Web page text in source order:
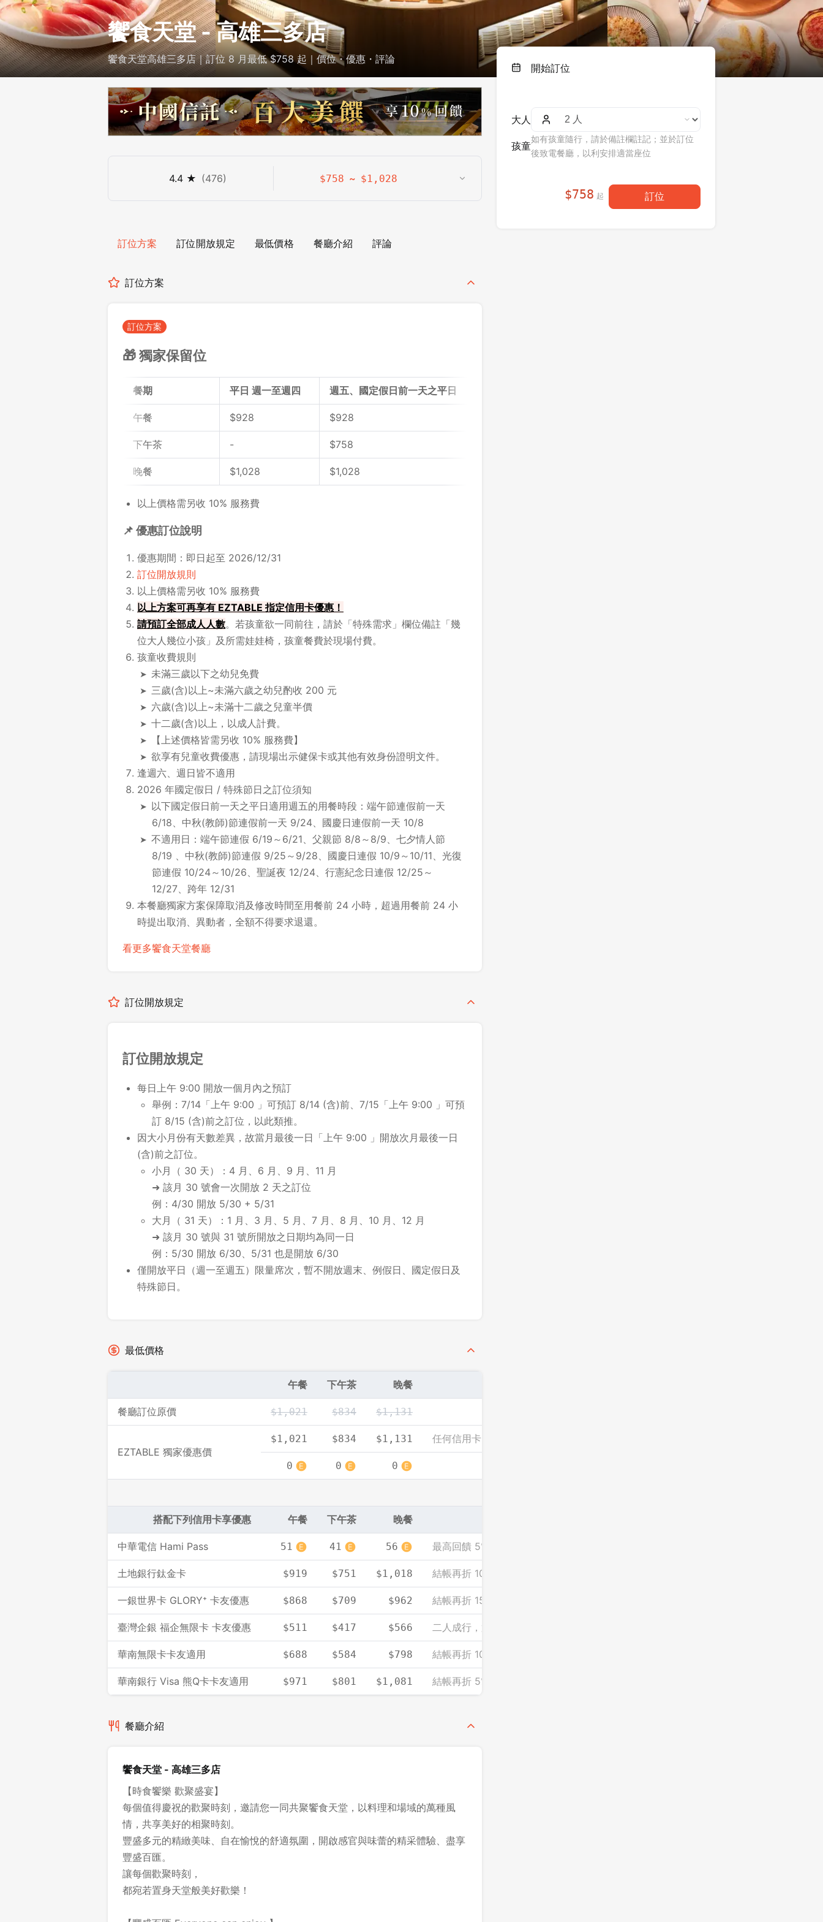
饗食天堂 - 高雄三多店
饗食天堂高雄三多店｜訂位 8 月最低 $758 起｜價位・優惠・評論
4.4 ★ (476) $758 ~ $1,028
訂位方案 訂位開放規定 最低價格 餐廳介紹 評論
訂位方案
訂位方案
🎁 獨家保留位
餐期 平日 週一至週四 週五、國定假日前一天之平日
午餐 $928 $928
下午茶 - $758
晚餐 $1,028 $1,028
以上價格需另收 10% 服務費
📌 優惠訂位說明
優惠期間：即日起至 2026/12/31
訂位開放規則
以上價格需另收 10% 服務費
以上方案可再享有 EZTABLE 指定信用卡優惠！
請預訂全部成人人數。若孩童欲一同前往，請於「特殊需求」欄位備註「幾
位大人幾位小孩」及所需娃娃椅，孩童餐費於現場付費。
孩童收費規則
未滿三歲以下之幼兒免費
三歲(含)以上~未滿六歲之幼兒酌收 200 元
六歲(含)以上~未滿十二歲之兒童半價
十二歲(含)以上，以成人計費。
【上述價格皆需另收 10% 服務費】
欲享有兒童收費優惠，請現場出示健保卡或其他有效身份證明文件。
逢週六、週日皆不適用
2026 年國定假日 / 特殊節日之訂位須知
以下國定假日前一天之平日適用週五的用餐時段：端午節連假前一天
6/18、中秋(教師)節連假前一天 9/24、國慶日連假前一天 10/8
不適用日：端午節連假 6/19～6/21、父親節 8/8～8/9、七夕情人節
8/19 、中秋(教師)節連假 9/25～9/28、國慶日連假 10/9～10/11、光復
節連假 10/24～10/26、聖誕夜 12/24、行憲紀念日連假 12/25～
12/27、跨年 12/31
本餐廳獨家方案保障取消及修改時間至用餐前 24 小時，超過用餐前 24 小
時提出取消、異動者，全額不得要求退還。
看更多饗食天堂餐廳
訂位開放規定
訂位開放規定
每日上午 9:00 開放一個月內之預訂
舉例：7/14「上午 9:00 」可預訂 8/14 (含)前、7/15「上午 9:00 」可預
訂 8/15 (含)前之訂位，以此類推。
因大小月份有天數差異，故當月最後一日「上午 9:00 」開放次月最後一日
(含)前之訂位。
小月（ 30 天）：4 月、6 月、9 月、11 月
➜ 該月 30 號會一次開放 2 天之訂位
例：4/30 開放 5/30 + 5/31
大月（ 31 天）：1 月、3 月、5 月、7 月、8 月、10 月、12 月
➜ 該月 30 號與 31 號所開放之日期均為同一日
例：5/30 開放 6/30、5/31 也是開放 6/30
僅開放平日（週一至週五）限量席次，暫不開放週末、例假日、國定假日及
特殊節日。
最低價格
午餐 下午茶 晚餐
餐廳訂位原價 $1,021 $834 $1,131
EZTABLE 獨家優惠價
$1,021 $834 $1,131 任何信用卡、付款方式皆可享此優惠價
0 0 0
搭配下列信用卡享優惠 午餐 下午茶 晚餐
中華電信 Hami Pass 51 41 56 最高回饋 5% EZCASH
土地銀行鈦金卡 $919 $751 $1,018 結帳再折 10%（單筆需滿 2000）
一銀世界卡 GLORY⁺ 卡友優惠 $868 $709 $962 結帳再折 15%
臺灣企銀 福企無限卡 卡友優惠 $511 $417 $566 二人成行，第二人餐標免費（人均計）
華南無限卡卡友適用 $688 $584 $798 結帳再折 1000（單筆需滿 3000）
華南銀行 Visa 熊Q卡卡友適用 $971 $801 $1,081 結帳再折 5%（單筆需滿 2000）
餐廳介紹
饗食天堂 - 高雄三多店
【時食饗樂 歡聚盛宴】
每個值得慶祝的歡聚時刻，邀請您一同共聚饗食天堂，以料理和場域的萬種風
情，共享美好的相聚時刻。
豐盛多元的精緻美味、自在愉悅的舒適氛圍，開啟感官與味蕾的精采體驗、盡享
豐盛百匯。
讓每個歡聚時刻，
都宛若置身天堂般美好歡樂！
開始訂位
大人
孩童
如有孩童隨行，請於備註欄註記；並於訂位
後致電餐廳，以利安排適當座位
$758 起 訂位
先不要